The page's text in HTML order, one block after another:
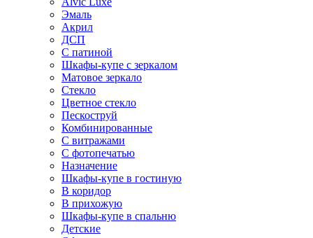
Эмаль
Акрил
ДСП
С патиной
Шкафы-купе с зеркалом
Матовое зеркало
Стекло
Цветное стекло
Пескоструй
Комбинированные
С витражами
С фотопечатью
Назначение
Шкафы-купе в гостиную
В коридор
В прихожую
Шкафы-купе в спальню
Детские